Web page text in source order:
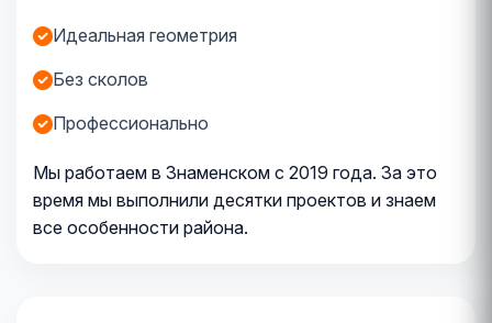
Идеальная геометрия
Без сколов
Профессионально
Мы работаем в Знаменском с 2019 года. За это
время мы выполнили десятки проектов и знаем
все особенности района.